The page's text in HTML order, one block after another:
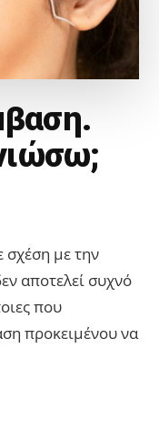
σχέση με την
αποτελεί συχνό
που
προκειμένου να